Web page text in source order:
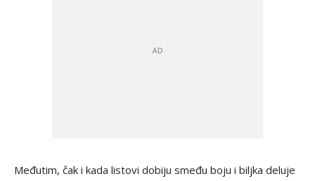
Međutim, čak i kada listovi dobiju smeđu boju i biljka deluje